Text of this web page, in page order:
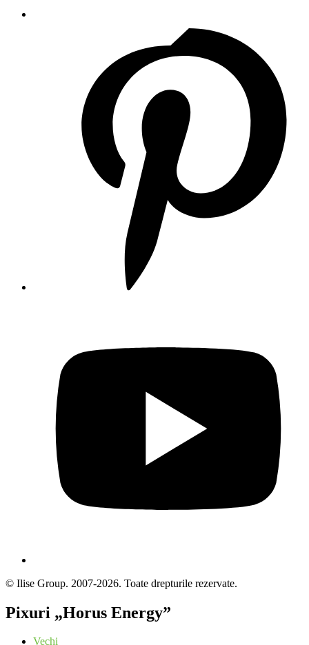
© Ilise Group. 2007-2026. Toate drepturile rezervate.
Pixuri „Horus Energy”
Vechi